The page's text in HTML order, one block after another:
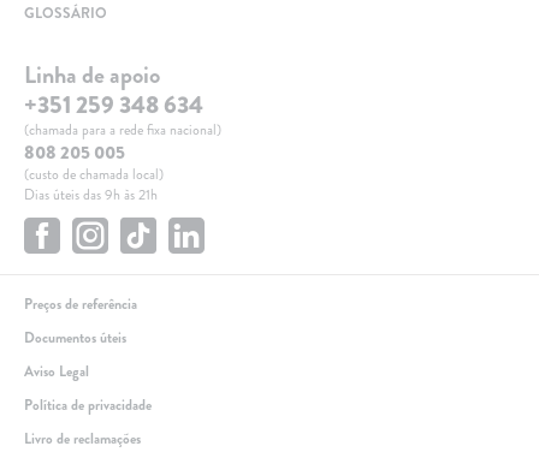
GLOSSÁRIO
Linha de apoio
+351 259 348 634
(chamada para a rede fixa nacional)
808 205 005
(custo de chamada local)
Dias úteis das 9h às 21h
Preços de referência
Documentos úteis
Aviso Legal
Política de privacidade
Livro de reclamações